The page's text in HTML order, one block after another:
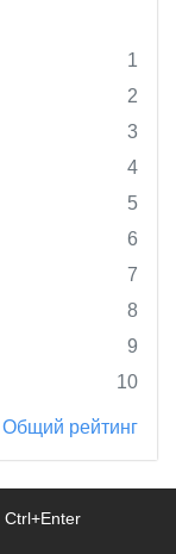
1
2
3
4
5
6
7
8
9
10
Общий рейтинг
Ctrl+Enter